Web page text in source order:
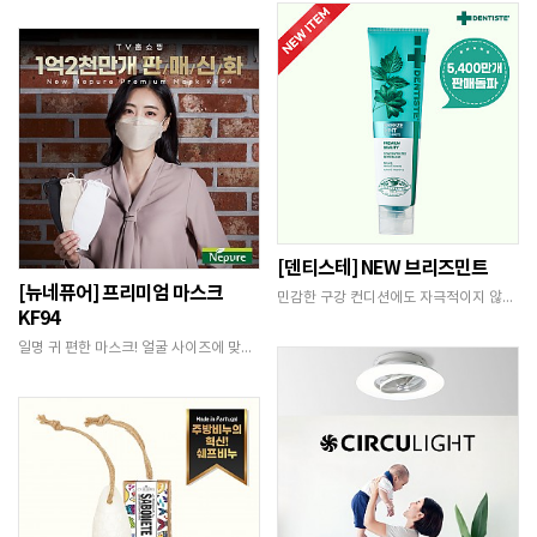
[덴티스테] NEW 브리즈민트
민감한 구강 컨디션에도 자극적이지 않은 자연유래성…
[뉴네퓨어] 프리미엄 마스크
KF94
일명 귀 편한 마스크! 얼굴 사이즈에 맞게 셀프 …